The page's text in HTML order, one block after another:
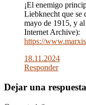
¡El enemigo
Liebknecht que se
mayo de 1915, y
Internet Archive):
https://
18.11.2024
Responder
Dejar una respuesta